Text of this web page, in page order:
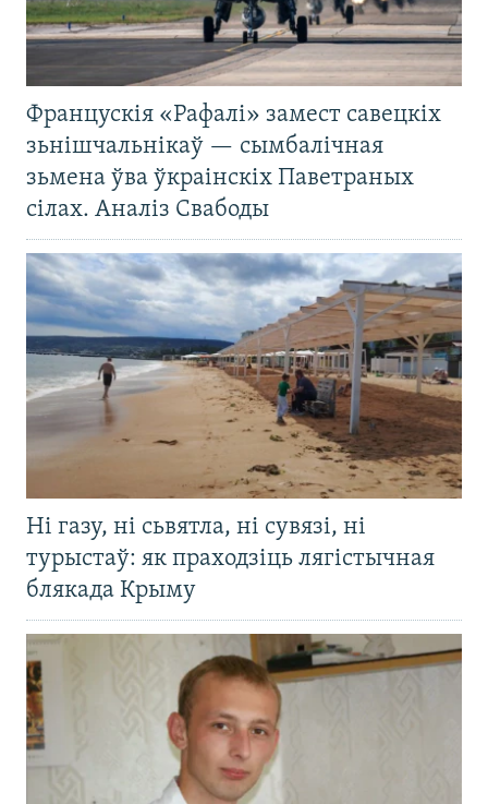
Францускія «Рафалі» замест савецкіх
зьнішчальнікаў — сымбалічная
зьмена ўва ўкраінскіх Паветраных
сілах. Аналіз Свабоды
Ні газу, ні сьвятла, ні сувязі, ні
турыстаў: як праходзіць лягістычная
блякада Крыму